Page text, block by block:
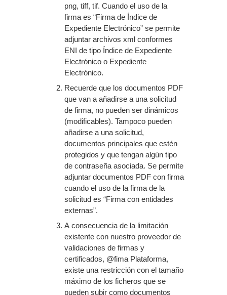
png, tiff, tif. Cuando el uso de la
firma es “Firma de Índice de
Expediente Electrónico” se permite
adjuntar archivos xml conformes
ENI de tipo Índice de Expediente
Electrónico o Expediente
Electrónico.
Recuerde que los documentos PDF
que van a añadirse a una solicitud
de firma, no pueden ser dinámicos
(modificables). Tampoco pueden
añadirse a una solicitud,
documentos principales que estén
protegidos y que tengan algún tipo
de contraseña asociada. Se permite
adjuntar documentos PDF con firma
cuando el uso de la firma de la
solicitud es “Firma con entidades
externas”.
A consecuencia de la limitación
existente con nuestro proveedor de
validaciones de firmas y
certificados, @fima Plataforma,
existe una restricción con el tamaño
máximo de los ficheros que se
pueden subir como documentos